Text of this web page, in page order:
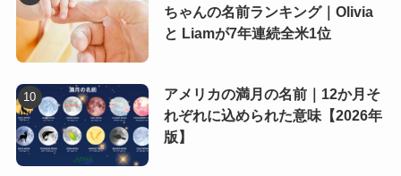
ちゃんの名前ランキング｜Olivia
と Liamが7年連続全米1位
アメリカの満月の名前｜12か月そ
れぞれに込められた意味【2026年
版】